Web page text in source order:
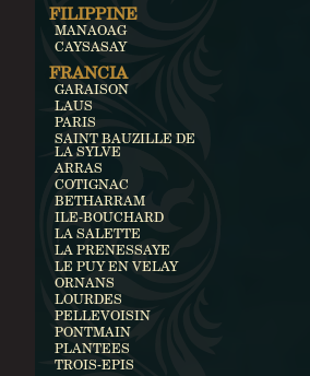
FILIPPINE
MANAOAG
CAYSASAY
FRANCIA
GARAISON
LAUS
PARIS
SAINT BAUZILLE DE
LA SYLVE
ARRAS
COTIGNAC
BETHARRAM
ILE-BOUCHARD
LA SALETTE
LA PRENESSAYE
LE PUY EN VELAY
ORNANS
LOURDES
PELLEVOISIN
PONTMAIN
PLANTEES
TROIS-EPIS